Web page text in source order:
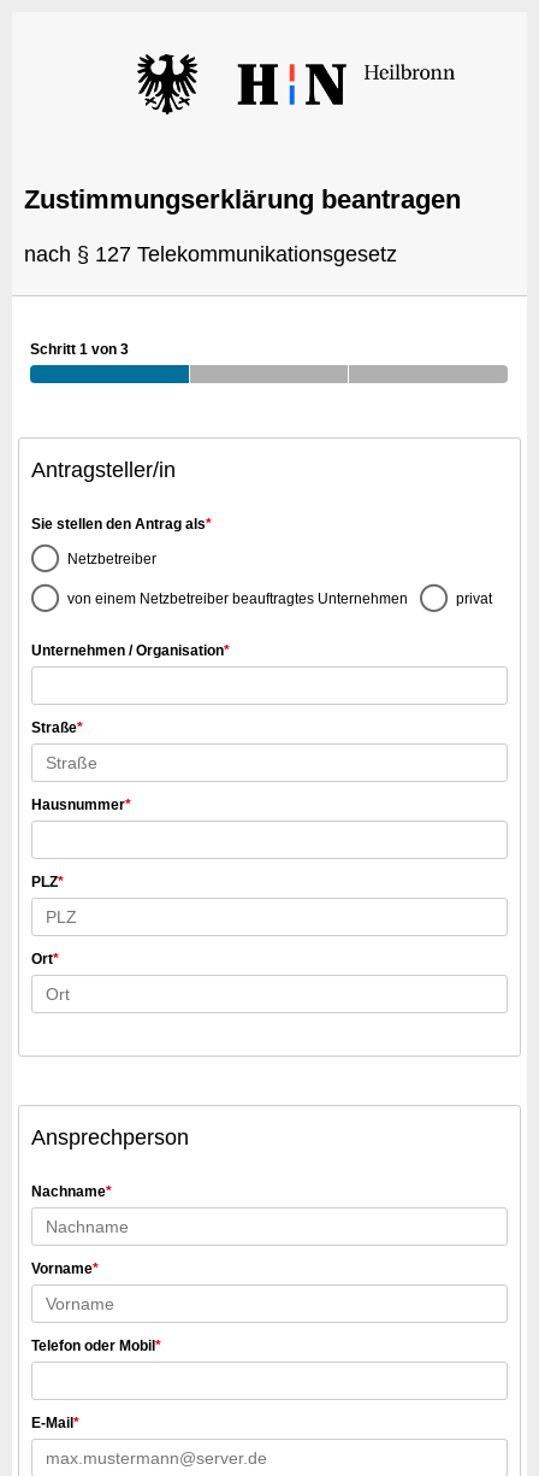
Zustimmungserklärung beantragen
nach § 127 Telekommunikationsgesetz
Schritt 1 von 3
Antragsteller/in
Sie stellen den Antrag als*
Netzbetreiber
von einem Netzbetreiber beauftragtes Unternehmen privat
Unternehmen / Organisation*
Straße*
Hausnummer*
PLZ*
Ort*
Ansprechperson
Nachname*
Vorname*
Telefon oder Mobil *
E-Mail *